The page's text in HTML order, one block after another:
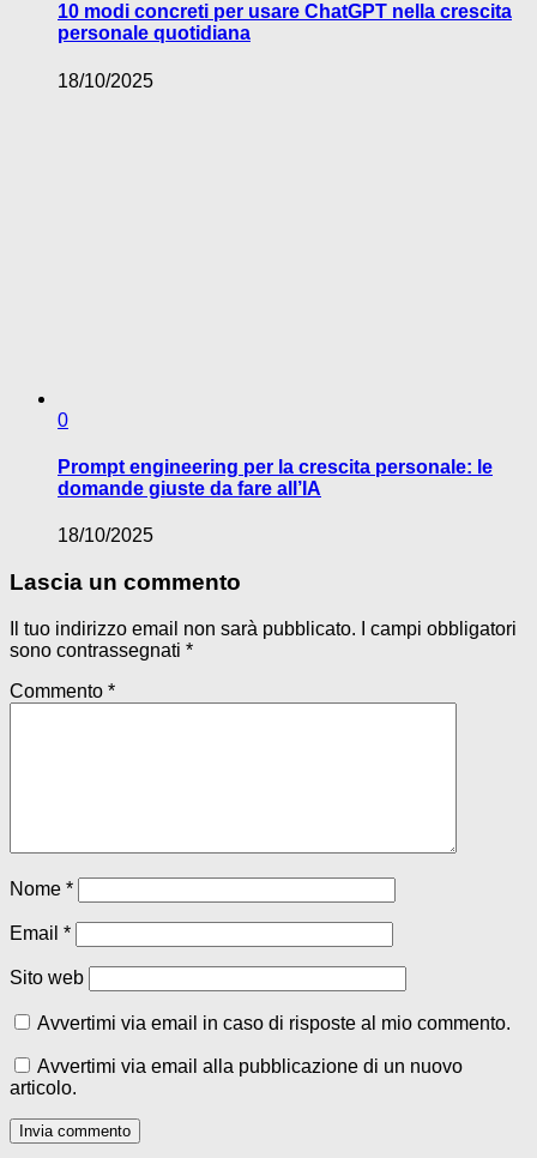
10 modi concreti per usare ChatGPT nella crescita
personale quotidiana
18/10/2025
0
Prompt engineering per la crescita personale: le
domande giuste da fare all’IA
18/10/2025
Lascia un commento
Il tuo indirizzo email non sarà pubblicato.
I campi obbligatori
sono contrassegnati *
Commento *
Nome *
Email *
Sito web
Avvertimi via email in caso di risposte al mio commento.
Avvertimi via email alla pubblicazione di un nuovo
articolo.